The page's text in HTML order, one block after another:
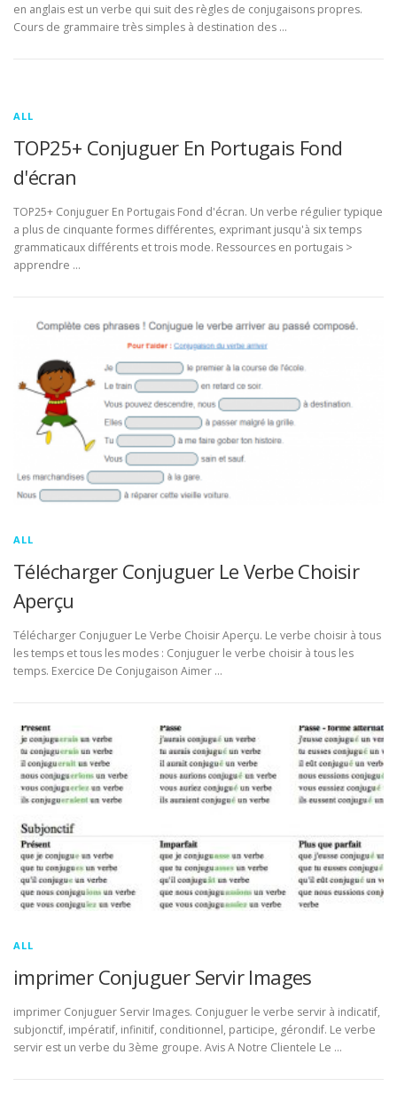
en anglais est un verbe qui suit des règles de conjugaisons propres.
Cours de grammaire très simples à destination des …
ALL
TOP25+ Conjuguer En Portugais Fond
d'écran
TOP25+ Conjuguer En Portugais Fond d'écran. Un verbe régulier typique
a plus de cinquante formes différentes, exprimant jusqu'à six temps
grammaticaux différents et trois mode. Ressources en portugais >
apprendre …
ALL
Télécharger Conjuguer Le Verbe Choisir
Aperçu
Télécharger Conjuguer Le Verbe Choisir Aperçu. Le verbe choisir à tous
les temps et tous les modes : Conjuguer le verbe choisir à tous les
temps. Exercice De Conjugaison Aimer …
ALL
imprimer Conjuguer Servir Images
imprimer Conjuguer Servir Images. Conjuguer le verbe servir à indicatif,
subjonctif, impératif, infinitif, conditionnel, participe, gérondif. Le verbe
servir est un verbe du 3ème groupe. Avis A Notre Clientele Le …